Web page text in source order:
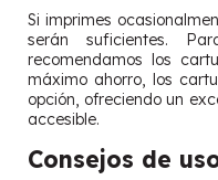
Si imprimes
serán suficientes.
recomendamos los
máximo ahorro, los
opción, ofreciendo un
accesible.
Consejos de